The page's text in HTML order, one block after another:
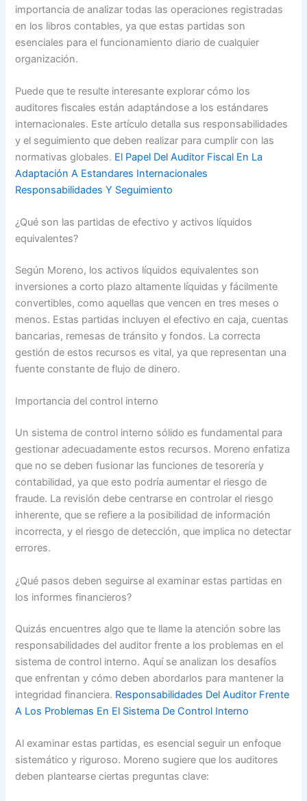
importancia de analizar todas las operaciones registradas
en los libros contables, ya que estas partidas son
esenciales para el funcionamiento diario de cualquier
organización.
Puede que te resulte interesante explorar cómo los
auditores fiscales están adaptándose a los estándares
internacionales. Este artículo detalla sus responsabilidades
y el seguimiento que deben realizar para cumplir con las
normativas globales. El Papel Del Auditor Fiscal En La
Adaptación A Estandares Internacionales
Responsabilidades Y Seguimiento
¿Qué son las partidas de efectivo y activos líquidos
equivalentes?
Según Moreno, los activos líquidos equivalentes son
inversiones a corto plazo altamente líquidas y fácilmente
convertibles, como aquellas que vencen en tres meses o
menos. Estas partidas incluyen el efectivo en caja, cuentas
bancarias, remesas de tránsito y fondos. La correcta
gestión de estos recursos es vital, ya que representan una
fuente constante de flujo de dinero.
Importancia del control interno
Un sistema de control interno sólido es fundamental para
gestionar adecuadamente estos recursos. Moreno enfatiza
que no se deben fusionar las funciones de tesorería y
contabilidad, ya que esto podría aumentar el riesgo de
fraude. La revisión debe centrarse en controlar el riesgo
inherente, que se refiere a la posibilidad de información
incorrecta, y el riesgo de detección, que implica no detectar
errores.
¿Qué pasos deben seguirse al examinar estas partidas en
los informes financieros?
Quizás encuentres algo que te llame la atención sobre las
responsabilidades del auditor frente a los problemas en el
sistema de control interno. Aquí se analizan los desafíos
que enfrentan y cómo deben abordarlos para mantener la
integridad financiera. Responsabilidades Del Auditor Frente
A Los Problemas En El Sistema De Control Interno
Al examinar estas partidas, es esencial seguir un enfoque
sistemático y riguroso. Moreno sugiere que los auditores
deben plantearse ciertas preguntas clave: